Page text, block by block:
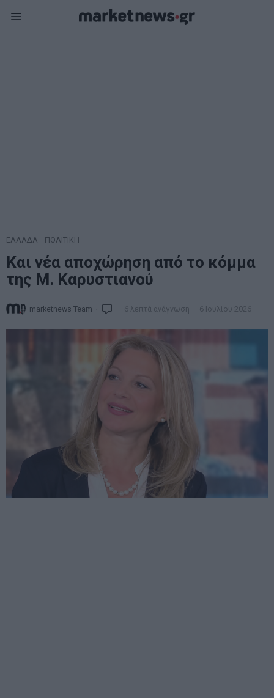
ΕΛΛΑΔΑ ΠΟΛΙΤΙΚΗ
Και νέα αποχώρηση από το κόμμα
της Μ. Καρυστιανού
marketnews Team 6 λεπτά ανάγνωση 6 Ιουλίου 2026